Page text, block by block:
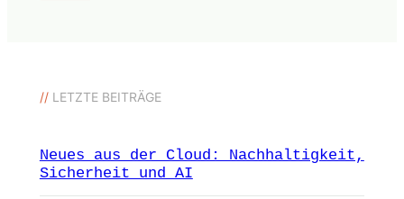
//LETZTE BEITRÄGE
Neues aus der Cloud: Nachhaltigkeit,
Sicherheit und AI